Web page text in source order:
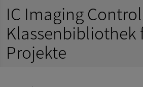
IC Imaging
Klassenbibliothek
Projekte